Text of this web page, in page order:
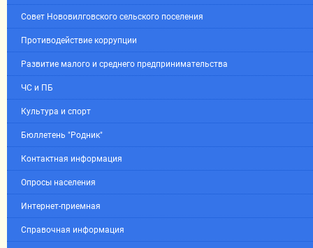
Совет Нововилговского сельского поселения
Противодействие коррупции
Развитие малого и среднего предпринимательства
ЧС и ПБ
Культура и спорт
Бюллетень "Родник"
Контактная информация
Опросы населения
Интернет-приемная
Справочная информация